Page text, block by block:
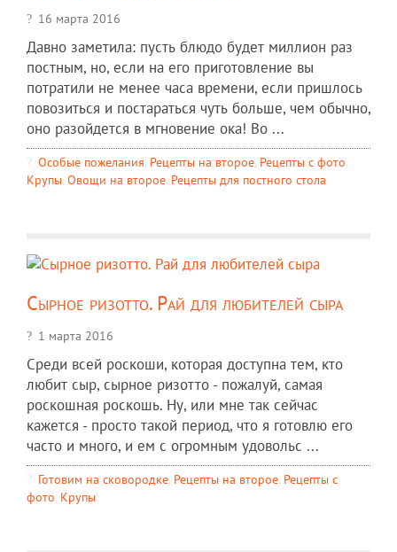
16 марта 2016
Давно заметила: пусть блюдо будет миллион раз
постным, но, если на его приготовление вы
потратили не менее часа времени, если пришлось
повозиться и постараться чуть больше, чем обычно,
оно разойдется в мгновение ока! Во ...
Особые пожелания, Рецепты на второе, Рецепты c фото,
Крупы, Овощи на второе, Рецепты для постного стола
Сырное ризотто. Рай для любителей сыра
1 марта 2016
Среди всей роскоши, которая доступна тем, кто
любит сыр, сырное ризотто - пожалуй, самая
роскошная роскошь. Ну, или мне так сейчас
кажется - просто такой период, что я готовлю его
часто и много, и ем с огромным удовольс ...
Готовим на сковородке, Рецепты на второе, Рецепты c
фото, Крупы